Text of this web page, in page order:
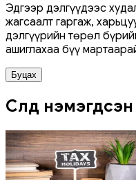
Эдгээр дэлгүүдээс
жагсаалт гаргаж,
дэлгүүрийн төрөл
ашиглахаа бүү
Буцах
Сүүлд нэмэгдсэн